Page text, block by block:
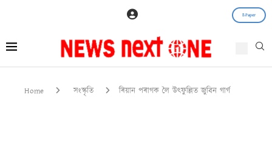
E-Paper
Home সংস্কৃতি ৰিয়ান পৰাগক লৈ উৎফুল্লিত জুবিন গাৰ্গ